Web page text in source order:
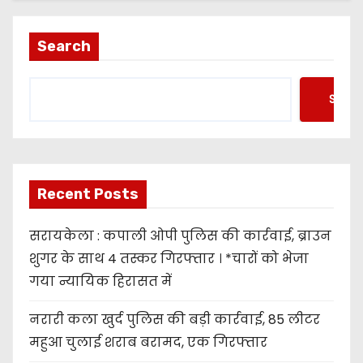
Search
Recent Posts
सरायकेला : कपाली ओपी पुलिस की कार्रवाई, ब्राउन
शुगर के साथ 4 तस्कर गिरफ्तार । *चारों को भेजा
गया न्यायिक हिरासत में
नरारी कला खुर्द पुलिस की बड़ी कार्रवाई, 85 लीटर
महुआ चुलाई शराब बरामद, एक गिरफ्तार